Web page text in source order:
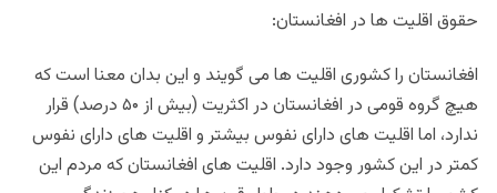
حقوق اقلیت ها در افغانستان:
افغانستان را کشوری اقلیت ها می گویند و این بدان معنا است که
هیچ گروه قومی در افغانستان در اکثریت (بیش از ۵۰ درصد) قرار
ندارد، اما اقلیت های دارای نفوس بیشتر و اقلیت های دارای نفوس
کمتر در این کشور وجود دارد. اقلیت های افغانستان که مردم این